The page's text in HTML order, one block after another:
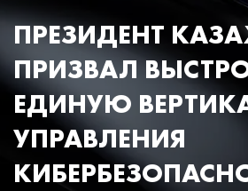
ПРЕЗИДЕНТ
ПРИЗВАЛ
ЕДИНУЮ
УПРАВЛЕНИЯ